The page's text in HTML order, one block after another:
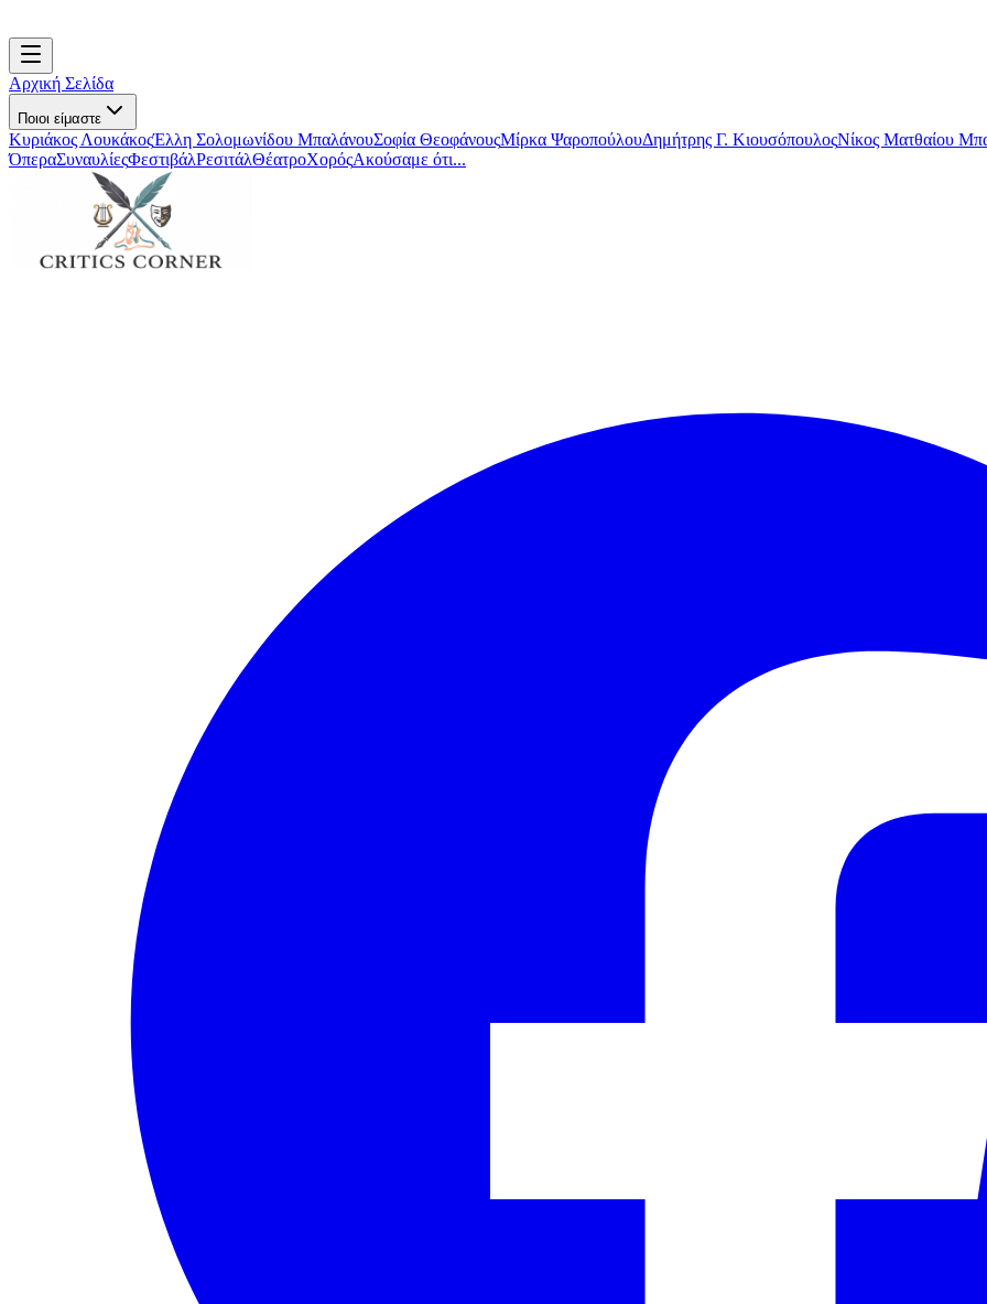
Αρχική Σελίδα
Ποιοι είμαστε
Κυριάκος ΛουκάκοςΈλλη Σολομωνίδου ΜπαλάνουΣοφία ΘεοφάνουςΜίρκα ΨαροπούλουΔημήτρης Γ. ΚιουσόπουλοςΝίκος Ματθαίου
ΌπεραΣυναυλίεςΦεστιβάλΡεσιτάλΘέατροΧορόςΑκούσαμε ότι...